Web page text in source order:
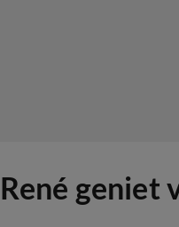
René geniet